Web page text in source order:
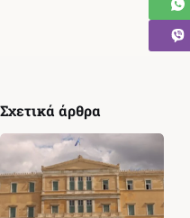
Σχετικά άρθρα